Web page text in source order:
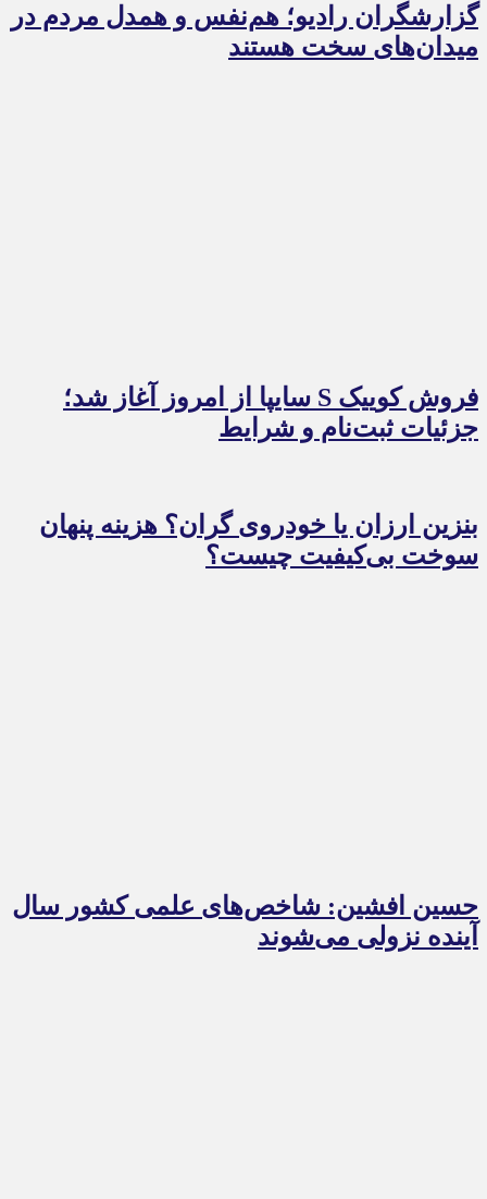
گزارشگران رادیو؛ هم‌نفس و همدل مردم در
میدان‌های سخت هستند
فروش کوییک S سایپا از امروز آغاز شد؛
جزئیات ثبت‌نام و شرایط
بنزین ارزان یا خودروی گران؟ هزینه پنهان
سوخت بی‌کیفیت چیست؟
حسین افشین: شاخص‌های علمی کشور سال
آینده نزولی می‌شوند